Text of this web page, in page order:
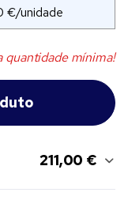
quantidade mínima!
211,00 €